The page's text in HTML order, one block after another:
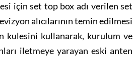
için set top box adı verilen set
alıcılarının temin edilmesi
kulesini kullanarak, kurulum ve
iletmeye yarayan eski anten